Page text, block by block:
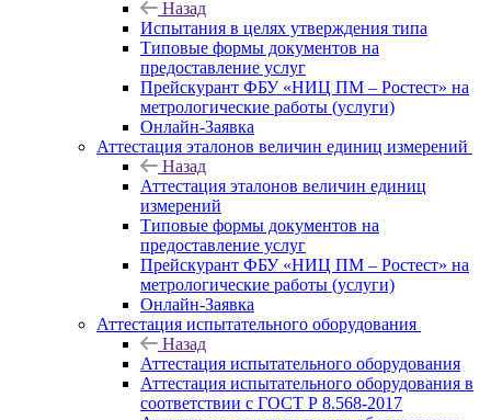
Назад
Испытания в целях утверждения типа
Типовые формы документов на
предоставление услуг
Прейскурант ФБУ «НИЦ ПМ – Ростест» на
метрологические работы (услуги)
Онлайн-Заявка
Аттестация эталонов величин единиц измерений
Назад
Аттестация эталонов величин единиц
измерений
Типовые формы документов на
предоставление услуг
Прейскурант ФБУ «НИЦ ПМ – Ростест» на
метрологические работы (услуги)
Онлайн-Заявка
Аттестация испытательного оборудования
Назад
Аттестация испытательного оборудования
Аттестация испытательного оборудования в
соответствии с ГОСТ Р 8.568-2017